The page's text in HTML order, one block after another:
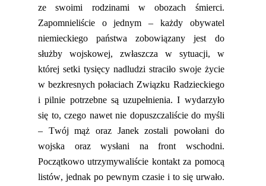
ze swoimi rodzinami w obozach śmierci.
Zapomnieliście o jednym – każdy obywatel
niemieckiego państwa zobowiązany jest do
służby wojskowej, zwłaszcza w sytuacji, w
której setki tysięcy nadludzi straciło swoje życie
w bezkresnych połaciach Związku Radzieckiego
i pilnie potrzebne są uzupełnienia. I wydarzyło
się to, czego nawet nie dopuszczaliście do myśli
– Twój mąż oraz Janekzostali powołani do
wojska oraz wysłani na front wschodni.
Początkowo utrzymywaliście kontakt za pomocą
listów, jednak po pewnym czasie i to się urwało.